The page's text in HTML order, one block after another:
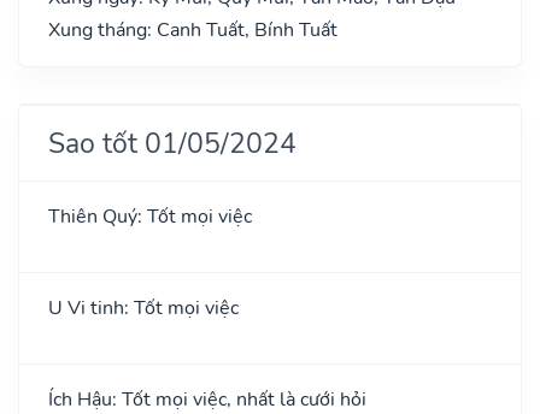
Xung tháng: Canh Tuất, Bính Tuất
Sao tốt 01/05/2024
Thiên Quý: Tốt mọi việc
U Vi tinh: Tốt mọi việc
Ích Hậu: Tốt mọi việc, nhất là cưới hỏi